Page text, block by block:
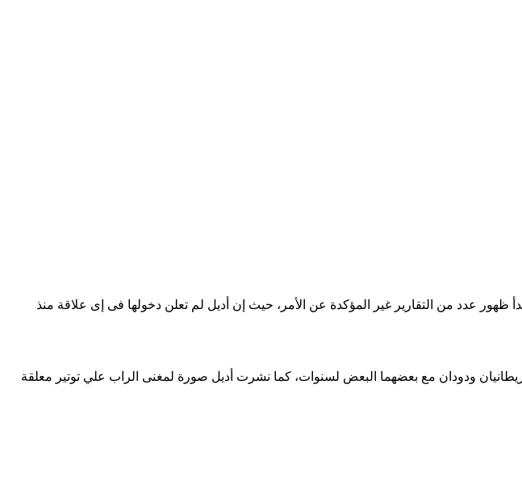
أديل، ومن هنا بدأ ظهور عدد من التقارير غير المؤكدة عن الأمر، حيث إن أديل لم تعلن دخولها فى إى علاقة منذ
ودودان مع بعضهما البعض لسنوات، كما نشرت أديل صورة لمغنى الراب علي توتير معلقة